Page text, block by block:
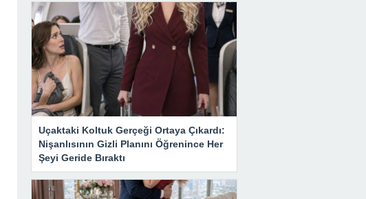
Uçaktaki Koltuk Gerçeği Ortaya Çıkardı:
Nişanlısının Gizli Planını Öğrenince Her
Şeyi Geride Bıraktı